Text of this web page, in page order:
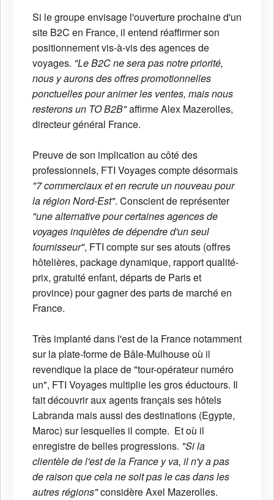
Si le groupe envisage l'ouverture prochaine d'un
site B2C en France, il entend réaffirmer son
positionnement vis-à-vis des agences de
voyages. "Le B2C ne sera pas notre priorité,
nous y aurons des offres promotionnelles
ponctuelles pour animer les ventes, mais nous
resterons un TO B2B"affirme Alex Mazerolles,
directeur général France.
Preuve de son implication au côté des
professionnels, FTI Voyages compte désormais
"7 commerciaux et en recrute un nouveau pour
la région Nord-Est". Conscient de représenter
"une alternative pour certaines agences de
voyages inquiètes de dépendre d'un seul
fournisseur", FTI compte sur ses atouts (offres
hôtelières, package dynamique, rapport qualité-
prix, gratuité enfant, départs de Paris et
province) pour gagner des parts de marché en
France.
Très implanté dans l'est de la France notamment
sur la plate-forme de Bâle-Mulhouse où il
revendique la place de "tour-opérateur numéro
un", FTI Voyages multiplie les gros éductours. Il
fait découvrir aux agents français ses hôtels
Labranda mais aussi des destinations (Egypte,
Maroc) sur lesquelles il compte. Et où il
enregistre de belles progressions. "Si la
clientèle de l'est de la France y va, il n'y a pas
de raison que cela ne soit pas le cas dans les
autres régions"considère Axel Mazerolles.